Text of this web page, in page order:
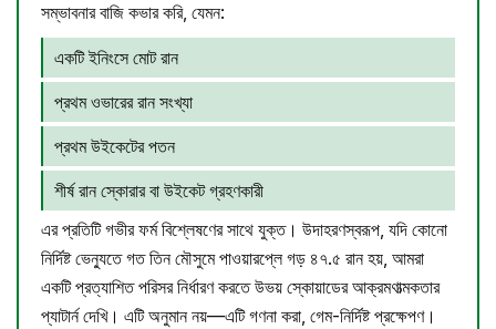
সম্ভাবনার বাজি কভার করি, যেমন:
একটি ইনিংসে মোট রান
প্রথম ওভারের রান সংখ্যা
প্রথম উইকেটের পতন
শীর্ষ রান স্কোরার বা উইকেট গ্রহণকারী
এর প্রতিটি গভীর ফর্ম বিশ্লেষণের সাথে যুক্ত। উদাহরণস্বরূপ, যদি কোনো
নির্দিষ্ট ভেন্যুতে গত তিন মৌসুমে পাওয়ারপ্লে গড় ৪৭.৫ রান হয়, আমরা
একটি প্রত্যাশিত পরিসর নির্ধারণ করতে উভয় স্কোয়াডের আক্রমণাত্মকতার
প্যাটার্ন দেখি। এটি অনুমান নয়—এটি গণনা করা, গেম-নির্দিষ্ট প্রক্ষেপণ।